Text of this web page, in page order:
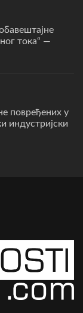
тока“ —
повређених у
индустријски